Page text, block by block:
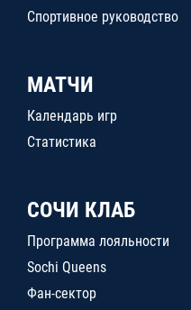
Спортивное руководство
МАТЧИ
Календарь игр
Статистика
СОЧИ КЛАБ
Программа лояльности
Sochi Queens
Фан-сектор